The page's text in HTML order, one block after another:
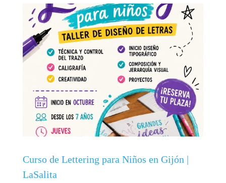
Curso de Lettering para Niños en Gijón |
LaSalita